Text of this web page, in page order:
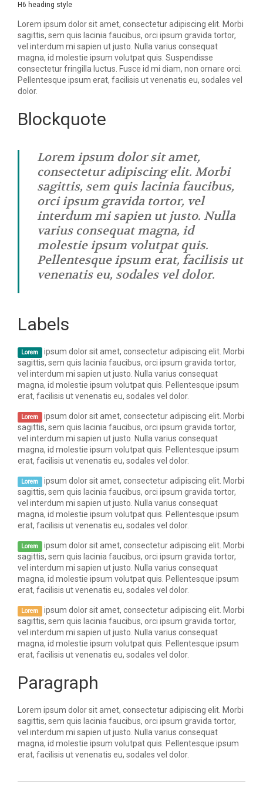
H6 heading style
Lorem ipsum dolor sit amet, consectetur adipiscing elit. Morbi
sagittis, sem quis lacinia faucibus, orci ipsum gravida tortor,
vel interdum mi sapien ut justo. Nulla varius consequat
magna, id molestie ipsum volutpat quis. Suspendisse
consectetur fringilla luctus. Fusce id mi diam, non ornare orci.
Pellentesque ipsum erat, facilisis ut venenatis eu, sodales vel
dolor.
Blockquote
Lorem ipsum dolor sit amet,
consectetur adipiscing elit. Morbi
sagittis, sem quis lacinia faucibus,
orci ipsum gravida tortor, vel
interdum mi sapien ut justo. Nulla
varius consequat magna, id
molestie ipsum volutpat quis.
Pellentesque ipsum erat, facilisis ut
venenatis eu, sodales vel dolor.
Labels
Lorem ipsum dolor sit amet, consectetur adipiscing elit. Morbi
sagittis, sem quis lacinia faucibus, orci ipsum gravida tortor,
vel interdum mi sapien ut justo. Nulla varius consequat
magna, id molestie ipsum volutpat quis. Pellentesque ipsum
erat, facilisis ut venenatis eu, sodales vel dolor.
Lorem ipsum dolor sit amet, consectetur adipiscing elit. Morbi
sagittis, sem quis lacinia faucibus, orci ipsum gravida tortor,
vel interdum mi sapien ut justo. Nulla varius consequat
magna, id molestie ipsum volutpat quis. Pellentesque ipsum
erat, facilisis ut venenatis eu, sodales vel dolor.
Lorem ipsum dolor sit amet, consectetur adipiscing elit. Morbi
sagittis, sem quis lacinia faucibus, orci ipsum gravida tortor,
vel interdum mi sapien ut justo. Nulla varius consequat
magna, id molestie ipsum volutpat quis. Pellentesque ipsum
erat, facilisis ut venenatis eu, sodales vel dolor.
Lorem ipsum dolor sit amet, consectetur adipiscing elit. Morbi
sagittis, sem quis lacinia faucibus, orci ipsum gravida tortor,
vel interdum mi sapien ut justo. Nulla varius consequat
magna, id molestie ipsum volutpat quis. Pellentesque ipsum
erat, facilisis ut venenatis eu, sodales vel dolor.
Lorem ipsum dolor sit amet, consectetur adipiscing elit. Morbi
sagittis, sem quis lacinia faucibus, orci ipsum gravida tortor,
vel interdum mi sapien ut justo. Nulla varius consequat
magna, id molestie ipsum volutpat quis. Pellentesque ipsum
erat, facilisis ut venenatis eu, sodales vel dolor.
Paragraph
Lorem ipsum dolor sit amet, consectetur adipiscing elit. Morbi
sagittis, sem quis lacinia faucibus, orci ipsum gravida tortor,
vel interdum mi sapien ut justo. Nulla varius consequat
magna, id molestie ipsum volutpat quis. Pellentesque ipsum
erat, facilisis ut venenatis eu, sodales vel dolor.